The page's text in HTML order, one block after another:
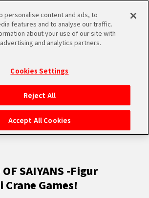
MEN
OF SAIYANS -Figur
Games!
personalise content and ads, to
features and to analyse our traffic.
about your use of our site with
and analytics partners.
Cookies Settings
Reject All
Accept All Cookies